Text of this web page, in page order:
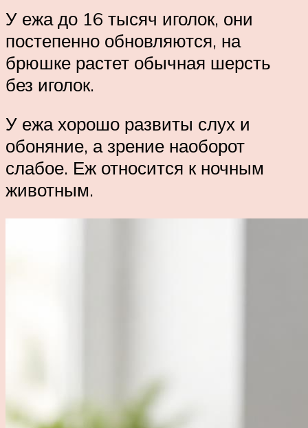
У ежа до 16 тысяч иголок, они
постепенно обновляются, на
брюшке растет обычная шерсть
без иголок.
У ежа хорошо развиты слух и
обоняние, а зрение наоборот
слабое. Еж относится к ночным
животным.